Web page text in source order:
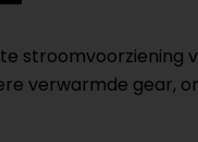
stroomvoorziening
verwarmde gear,